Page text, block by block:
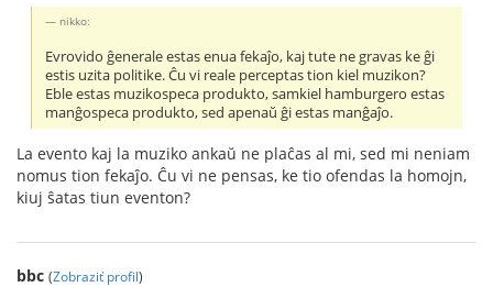
nikko:
Evrovido ĝenerale estas enua fekaĵo, kaj tute ne gravas ke ĝi
estis uzita politike. Ĉu vi reale perceptas tion kiel muzikon?
Eble estas muzikospeca produkto, samkiel hamburgero estas
manĝospeca produkto, sed apenaŭ ĝi estas manĝaĵo.
La evento kaj la muziko ankaŭ ne plaĉas al mi, sed mi neniam
nomus tion fekaĵo. Ĉu vi ne pensas, ke tio ofendas la homojn,
kiuj ŝatas tiun eventon?
bbc (Zobraziť profil)